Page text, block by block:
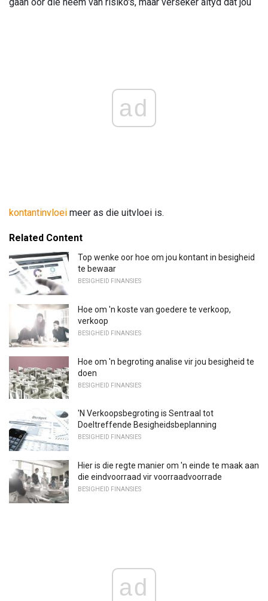
gaan oor die neem van risiko's, maar verseker altyd dat jou
ad
kontantinvloei meer as die uitvloei is.
Related Content
Top wenke oor hoe om jou kontant in besigheid
te bewaar
BESIGHEID FINANSIES
Hoe om 'n koste van goedere te verkoop,
verkoop
BESIGHEID FINANSIES
Hoe om 'n begroting analise vir jou besigheid te
doen
BESIGHEID FINANSIES
'N Verkoopsbegroting is Sentraal tot
Doeltreffende Besigheidsbeplanning
BESIGHEID FINANSIES
Hier is die regte manier om 'n einde te maak aan
die eindvoorraad vir voorraadvoorrade
BESIGHEID FINANSIES
ad